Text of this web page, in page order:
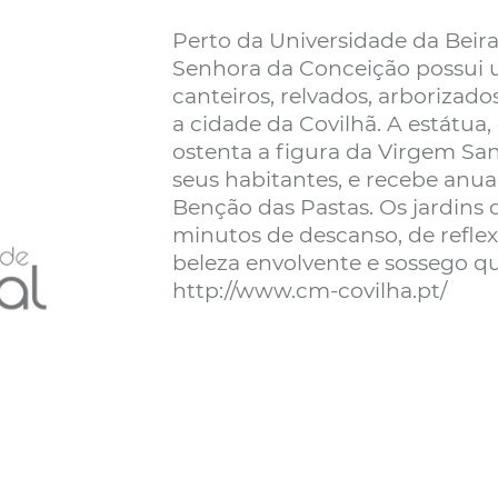
Perto da Universidade da
Senhora da Conceição
canteiros, relvados,
a cidade da Covilhã. A
ostenta a figura da Virgem
seus habitantes, e recebe
Benção das Pastas. Os
minutos de descanso, de
beleza envolvente e sossego
http://www.cm-covilha.pt/